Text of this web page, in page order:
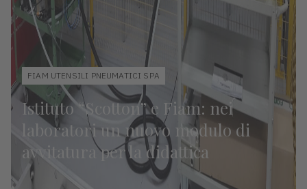
FIAM UTENSILI PNEUMATICI SPA
Istituto “Scotton” e Fiam: nei
laboratori un nuovo modulo di
avvitatura per la didattica